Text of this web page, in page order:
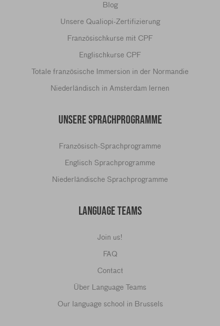
Blog
Unsere Qualiopi-Zertifizierung
Französischkurse mit CPF
Englischkurse CPF
Totale französische Immersion in der Normandie
Niederländisch in Amsterdam lernen
UNSERE SPRACHPROGRAMME
Französisch-Sprachprogramme
Englisch Sprachprogramme
Niederländische Sprachprogramme
LANGUAGE TEAMS
Join us!
FAQ
Contact
Über Language Teams
Our language school in Brussels